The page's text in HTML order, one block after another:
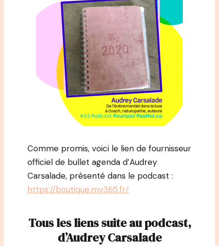
Comme promis, voici le lien de fournisseur
officiel de bullet agenda d’Audrey
Carsalade, présenté dans le podcast :
https://boutique.my365.fr/
Tous les liens suite au podcast,
d’Audrey Carsalade